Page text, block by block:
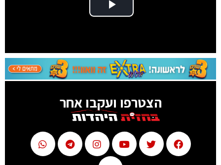
Play Video
הצטרפו ועקבו אחר